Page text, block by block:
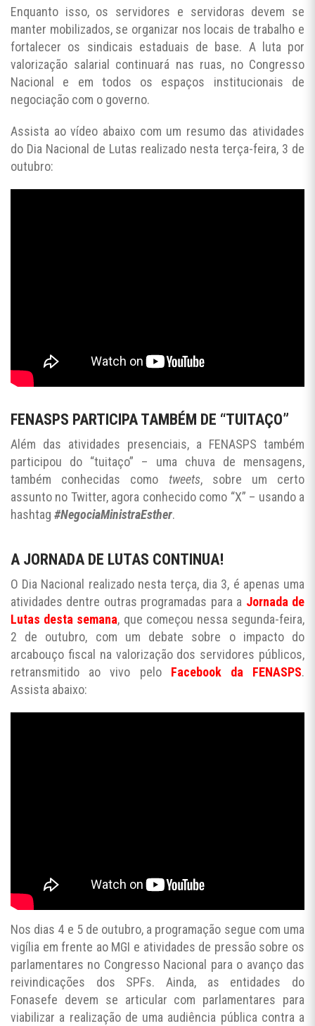
Enquanto isso, os servidores e servidoras devem se
manter mobilizados, se organizar nos locais de trabalho e
fortalecer os sindicais estaduais de base. A luta por
valorização salarial continuará nas ruas, no Congresso
Nacional e em todos os espaços institucionais de
negociação com o governo.
Assista ao vídeo abaixo com um resumo das atividades
do Dia Nacional de Lutas realizado nesta terça-feira, 3 de
outubro:
FENASPS PARTICIPA TAMBÉM DE “TUITAÇO”
Além das atividades presenciais, a FENASPS também
participou do “tuitaço” – uma chuva de mensagens,
também conhecidas como tweets, sobre um certo
assunto no Twitter, agora conhecido como “X” – usando a
hashtag #NegociaMinistraEsther.
A JORNADA DE LUTAS CONTINUA!
O Dia Nacional realizado nesta terça, dia 3, é apenas uma
atividades dentre outras programadas para a Jornada de
Lutas desta semana, que começou nessa segunda-feira,
2 de outubro, com um debate sobre o impacto do
arcabouço fiscal na valorização dos servidores públicos,
retransmitido ao vivo pelo Facebook da FENASPS.
Assista abaixo:
Nos dias 4 e 5 de outubro, a programação segue com uma
vigília em frente ao MGI e atividades de pressão sobre os
parlamentares no Congresso Nacional para o avanço das
reivindicações dos SPFs. Ainda, as entidades do
Fonasefe devem se articular com parlamentares para
viabilizar a realização de uma audiência pública contra a